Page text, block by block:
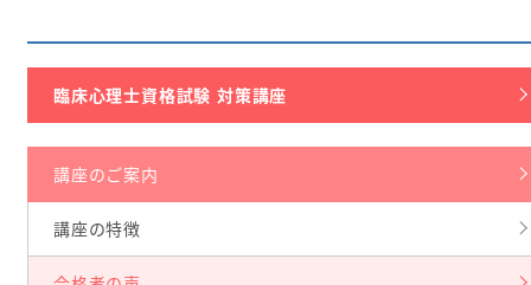
臨床心理士資格試験 対策講座
講座のご案内
講座の特徴